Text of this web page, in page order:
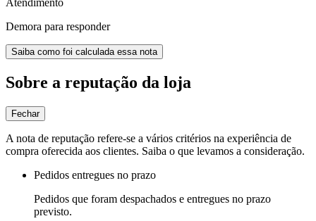
Atendimento
Demora para responder
Saiba como foi calculada essa nota
Sobre a reputação da loja
Fechar
A nota de reputação refere-se a vários critérios na experiência de
compra oferecida aos clientes. Saiba o que levamos a consideração.
Pedidos entregues no prazo
Pedidos que foram despachados e entregues no prazo
previsto.